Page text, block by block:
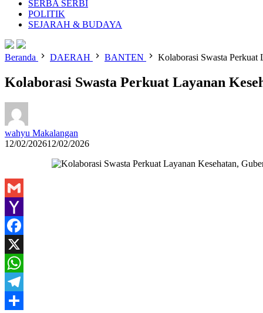
SERBA SERBI
POLITIK
SEJARAH & BUDAYA
Beranda DAERAH BANTEN Kolaborasi Swasta
Kolaborasi Swasta Perkuat Layanan
wahyu Makalangan
12/02/202612/02/2026
Gmail
Yahoo
Mail
Facebook
X
WhatsApp
Telegram